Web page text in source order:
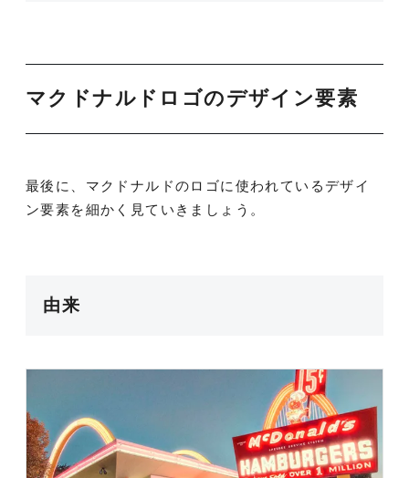
マクドナルドロゴのデザイン要素
最後に、マクドナルドのロゴに使われているデザイ
ン要素を細かく見ていきましょう。
由来